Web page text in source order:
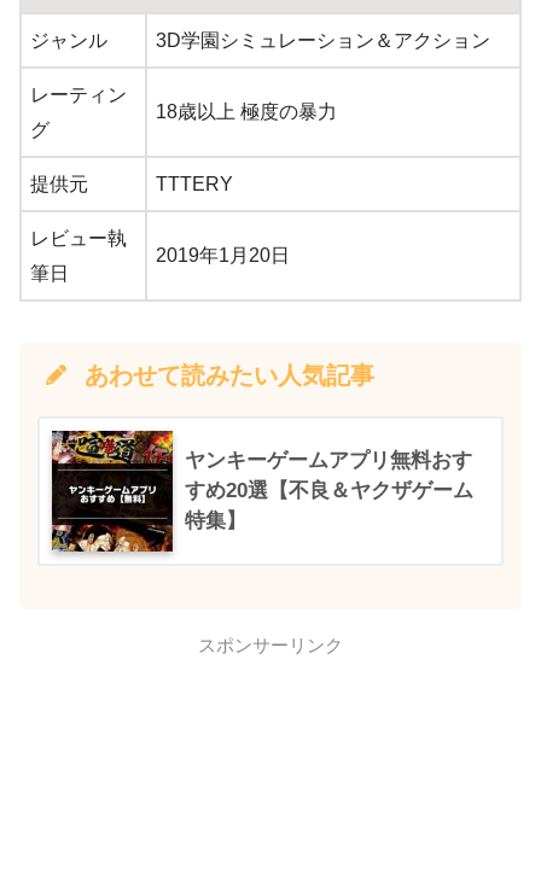
ジャンル 3D学園シミュレーション＆アクション
レーティン
グ
18歳以上 極度の暴力
提供元 TTTERY
レビュー執
筆日
2019年1月20日
あわせて読みたい人気記事
ヤンキーゲームアプリ無料おす
すめ20選【不良＆ヤクザゲーム
特集】
スポンサーリンク